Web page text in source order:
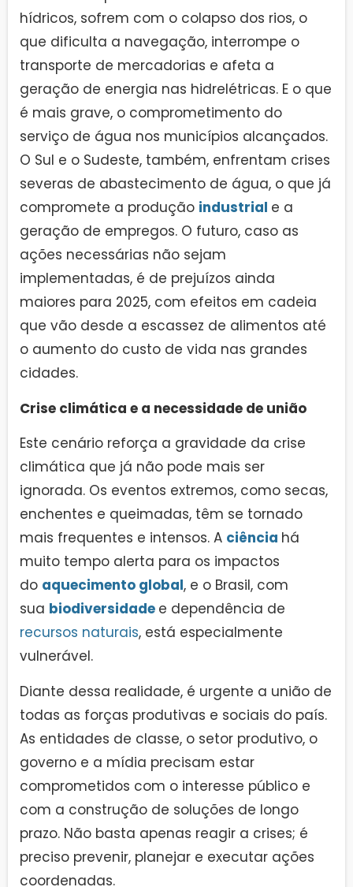
hídricos, sofrem com o colapso dos rios, o
que dificulta a navegação, interrompe o
transporte de mercadorias e afeta a
geração de energia nas hidrelétricas. E o que
é mais grave, o comprometimento do
serviço de água nos municípios alcançados.
O Sul e o Sudeste, também, enfrentam crises
severas de abastecimento de água, o que já
compromete a produção industrial e a
geração de empregos. O futuro, caso as
ações necessárias não sejam
implementadas, é de prejuízos ainda
maiores para 2025, com efeitos em cadeia
que vão desde a escassez de alimentos até
o aumento do custo de vida nas grandes
cidades.
Crise climática e a necessidade de união
Este cenário reforça a gravidade da crise
climática que já não pode mais ser
ignorada. Os eventos extremos, como secas,
enchentes e queimadas, têm se tornado
mais frequentes e intensos. A ciência há
muito tempo alerta para os impactos
do aquecimento global, e o Brasil, com
sua biodiversidade e dependência de
recursos naturais, está especialmente
vulnerável.
Diante dessa realidade, é urgente a união de
todas as forças produtivas e sociais do país.
As entidades de classe, o setor produtivo, o
governo e a mídia precisam estar
comprometidos com o interesse público e
com a construção de soluções de longo
prazo. Não basta apenas reagir a crises; é
preciso prevenir, planejar e executar ações
coordenadas.